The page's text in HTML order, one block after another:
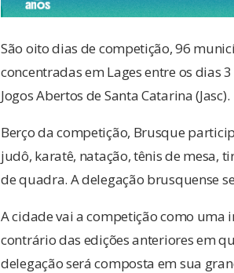
São oito dias de competição, 96
concentradas em Lages entre os dias
Jogos Abertos de Santa Catarina (Jasc).
Berço da competição, Brusque
judô, karatê, natação, tênis de mesa,
de quadra. A delegação brusquense
A cidade vai a competição como uma
contrário das edições anteriores em
delegação será composta em sua